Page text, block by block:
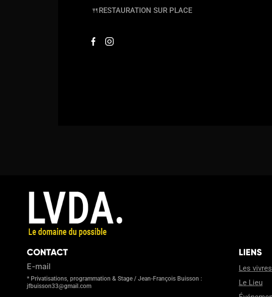
🍴 RESTAURATION SUR PLACE
CONTACT
E-mail
* Privatisations, programmation & Stage / Jean-François Buisson :
jfbuisson33@gmail.com
LIENS
Les
Le Lieu